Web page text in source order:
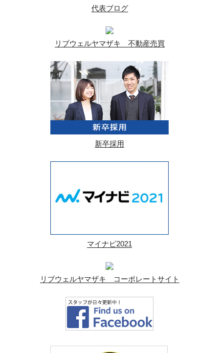
代表ブログ
リブウェルヤマザキ 不動産売買
新卒採用
マイナビ2021
リブウェルヤマザキ コーポレートサイト